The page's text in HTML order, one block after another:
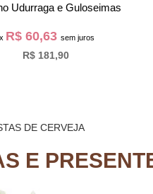
Udurraga e Guloseimas
R$ 60,63 sem juros
R$ 181,90
DE CERVEJA
E